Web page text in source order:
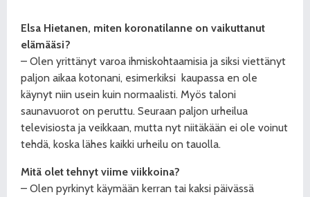
Elsa Hietanen, miten koronatilanne on vaikuttanut
elämääsi?
– Olen yrittänyt varoa ihmiskohtaamisia ja siksi viettänyt
paljon aikaa kotonani, esimerkiksi kaupassa en ole
käynyt niin usein kuin normaalisti. Myös taloni
saunavuorot on peruttu. Seuraan paljon urheilua
televisiosta ja veikkaan, mutta nyt niitäkään ei ole voinut
tehdä, koska lähes kaikki urheilu on tauolla.
Mitä olet tehnyt viime viikkoina?
– Olen pyrkinyt käymään kerran tai kaksi päivässä